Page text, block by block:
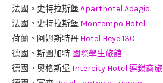
法國。史特拉斯堡 Aparthotel Adagio
法國。史特拉斯堡 Montempo Hotel
荷蘭。阿姆斯特丹 Hotel Heye 130
德國。斯圖加特 國際學生旅館
德國。奧格斯堡 Intercity Hotel 連鎖商旅